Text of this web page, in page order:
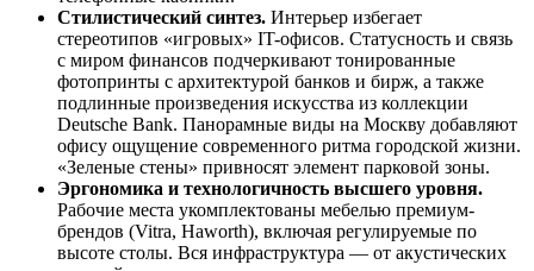
Стилистический синтез. Интерьер избегает
стереотипов «игровых» IT-офисов. Статусность и связь
с миром финансов подчеркивают тонированные
фотопринты с архитектурой банков и бирж, а также
подлинные произведения искусства из коллекции
Deutsche Bank. Панорамные виды на Москву добавляют
офису ощущение современного ритма городской жизни.
«Зеленые стены» привносят элемент парковой зоны.
Эргономика и технологичность высшего уровня.
Рабочие места укомплектованы мебелью премиум-
брендов (Vitra, Haworth), включая регулируемые по
высоте столы. Вся инфраструктура — от акустических